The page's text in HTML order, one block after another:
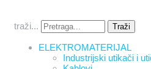
traži...
Traži
ELEKTROMATERIJAL
Industrijski utikači i